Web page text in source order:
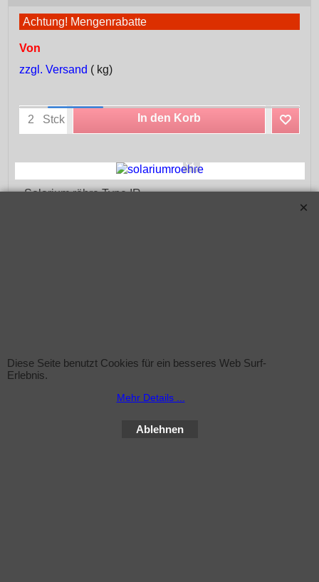
Achtung! Mengenrabatte
Von
zzgl. Versand
kg
Stck In den Korb
Solarium röhre Type IR
cm2 UVA, bei 1,6 % UVB-Anteil. Ihre Nutzlebensdauer
beträgt 600 Stunden (für Hauttyp 3+4).
Diese Seite benutzt Cookies für ein besseres Web Surf-
Erlebnis.
Mehr Details ...
Ablehnen